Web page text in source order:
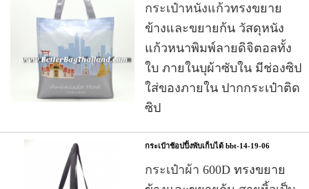
กระเป๋าหนังแก้วทรงขยาย
ข้างและขยายก้น วัสดุหนัง
แก้วหนาพิมพ์ลายดิจิตอลทั้ง
ใบ ภายในบุผ้าซับใน มีช่องซิป
ใส่ของภายใน ปากกระเป๋าติด
ซิป
กระเป๋าช้อปปิ้งพับเก็บได้ bbt-14-19-06
กระเป๋าผ้า 600D ทรงขยาย